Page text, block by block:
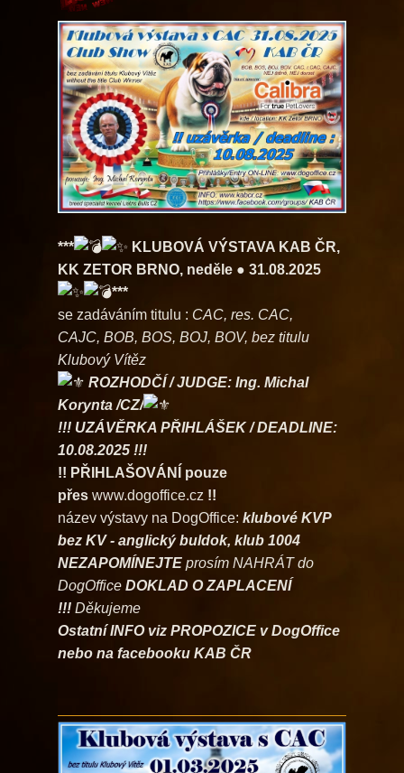
***
KLUBOVÁ VÝSTAVA KAB ČR,
KK ZETOR BRNO, neděle ● 31.08.2025
***
se zadáváním titulu : CAC, res. CAC,
CAJC, BOB, BOS, BOJ, BOV, bez titulu
Klubový Vítěz
ROZHODČÍ / JUDGE: Ing. Michal
Korynta /CZ/
!!! UZÁVĚRKA PŘIHLÁŠEK / DEADLINE:
10.08.2025 !!!
!! PŘIHLAŠOVÁNÍ pouze
přes www.dogoffice.cz !!
název výstavy na DogOffice: klubové KVP
bez KV - anglický buldok, klub 1004
NEZAPOMÍNEJTE prosím NAHRÁT do
DogOffice DOKLAD O ZAPLACENÍ
!!! Děkujeme
Ostatní INFO viz PROPOZICE v DogOffice
nebo na facebooku KAB ČR